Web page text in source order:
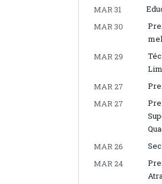
MAR 31
MAR 30
MAR 29
MAR 27
MAR 27
MAR 26
MAR 24